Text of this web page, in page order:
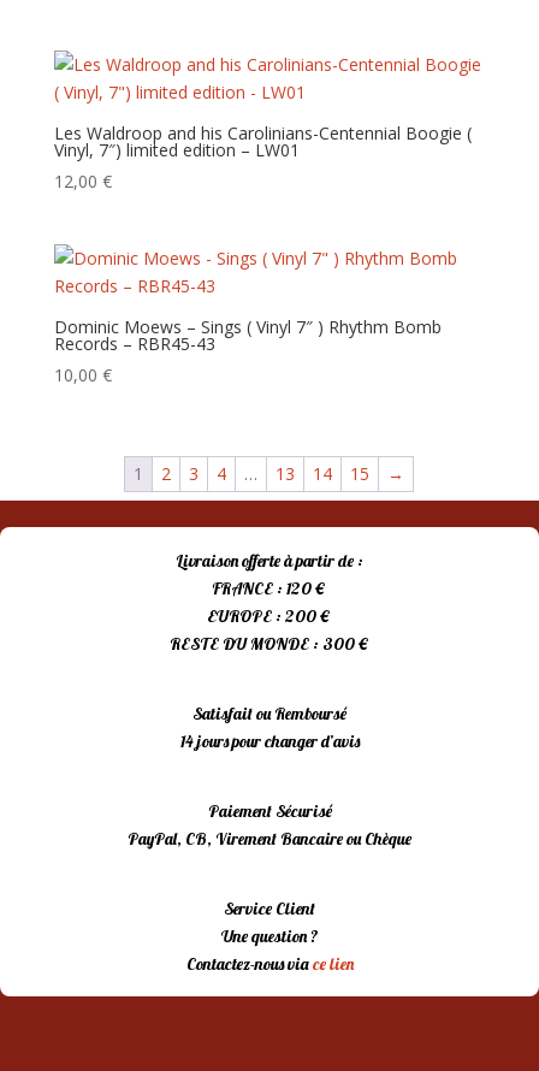
Les Waldroop and his Carolinians-Centennial Boogie (
Vinyl, 7″) limited edition – LW01
12,00 €
Dominic Moews – Sings ( Vinyl 7″ ) Rhythm Bomb
Records – RBR45-43
10,00 €
1 2 3 4 … 13 14 15 →
Livraison offerte à partir de :
FRANCE : 120 €
EUROPE : 200 €
RESTE DU MONDE : 300 €
Satisfait ou Remboursé
14 jours pour changer d’avis
Paiement Sécurisé
PayPal, CB, Virement Bancaire ou Chèque
Service Client
Une question ?
Contactez-nous viace lien